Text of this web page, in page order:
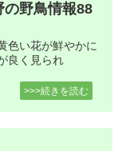
の野鳥情報88
色い花が鮮やかに
良く見られ
>>>続きを読む